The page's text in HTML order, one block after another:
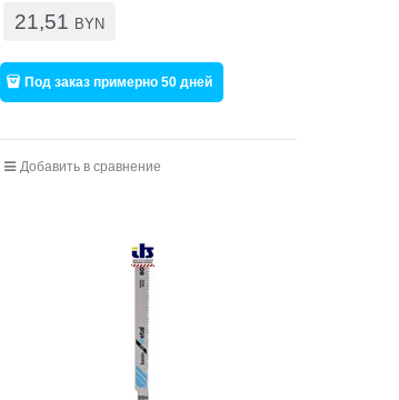
21,51 BYN
Под заказ примерно 50 дней
Добавить в сравнение